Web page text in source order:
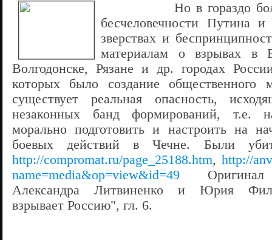
Но в гораздо
бесчеловечности Путина
зверствах и
материалам о взрывах в
Волгодонске, Рязане и др. городах
которых было создание
существует реальная опасность,
незаконных банд формирований, т.е.
морально подготовить и настроить на
боевых действий в Чечне. Были
http://compromat.ru/page_25188.htm, http://
name=media&op=view&id=49 Оригинал
Александра Литвиненко и Юрия
взрывает Россию", гл. 6.